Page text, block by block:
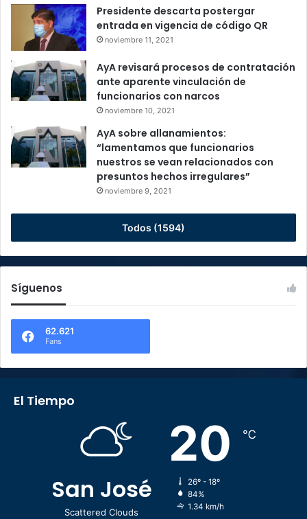
Presidente descarta postergar
entrada en vigencia de código QR
noviembre 11, 2021
AyA revisará procesos de contratación
ante aparente vinculación de
funcionarios con narcos
noviembre 10, 2021
AyA sobre allanamientos:
“lamentamos que funcionarios
nuestros se vean relacionados con
presuntos hechos irregulares”
noviembre 9, 2021
Todos (1594)
Síguenos
62.621
Fans
El Tiempo
San José
Scattered Clouds
20 ℃
26º - 18º
84%
1.34 km/h